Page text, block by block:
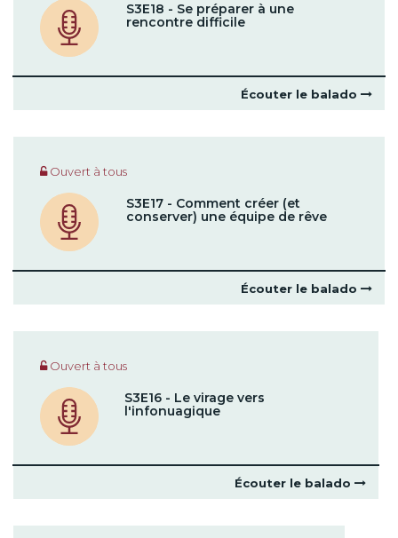
S3E18 - Se préparer à une
rencontre difficile
Écouter le balado
Ouvert à tous
S3E17 - Comment créer (et
conserver) une équipe de rêve
Écouter le balado
Ouvert à tous
S3E16 - Le virage vers
l'infonuagique
Écouter le balado